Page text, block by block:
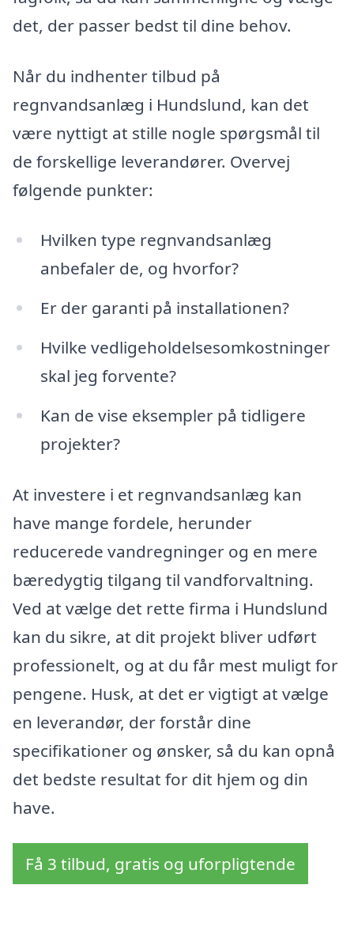
det, der passer bedst til dine behov.
Når du indhenter tilbud på
regnvandsanlæg i Hundslund, kan det
være nyttigt at stille nogle spørgsmål til
de forskellige leverandører. Overvej
følgende punkter:
Hvilken type regnvandsanlæg
anbefaler de, og hvorfor?
Er der garanti på installationen?
Hvilke vedligeholdelsesomkostninger
skal jeg forvente?
Kan de vise eksempler på tidligere
projekter?
At investere i et regnvandsanlæg kan
have mange fordele, herunder
reducerede vandregninger og en mere
bæredygtig tilgang til vandforvaltning.
Ved at vælge det rette firma i Hundslund
kan du sikre, at dit projekt bliver udført
professionelt, og at du får mest muligt for
pengene. Husk, at det er vigtigt at vælge
en leverandør, der forstår dine
specifikationer og ønsker, så du kan opnå
det bedste resultat for dit hjem og din
have.
Få 3 tilbud, gratis og uforpligtende